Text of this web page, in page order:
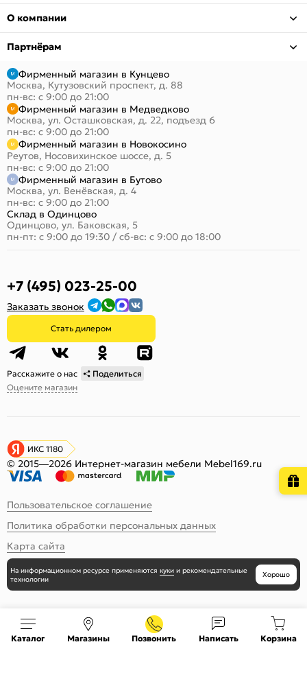
О компании
Партнёрам
Фирменный магазин в Кунцево
Москва, Кутузовский проспект, д. 88
пн-вс: с 9:00 до 21:00
Фирменный магазин в Медведково
Москва, ул. Осташковская, д. 22, подъезд 6
пн-вс: с 9:00 до 21:00
Фирменный магазин в Новокосино
Реутов, Носовихинское шоссе, д. 5
пн-вс: с 9:00 до 21:00
Фирменный магазин в Бутово
Москва, ул. Венёвская, д. 4
пн-вс: с 9:00 до 21:00
Склад в Одинцово
Одинцово, ул. Баковская, 5
пн-пт: с 9:00 до 19:30 / сб-вс: с 9:00 до 18:00
+7 (495) 023-25-00
Заказать звонок
Стать дилером
Расскажите о нас
Поделиться
Оцените магазин
ИКС 1180
© 2015—2026 Интернет-магазин мебели Mebel169.ru
Пользовательское соглашение
Политика обработки персональных данных
Карта сайта
Каталог Магазины Позвонить Написать Корзина
На информационном ресурсе применяются куки и рекомендательные
технологии
Хорошо